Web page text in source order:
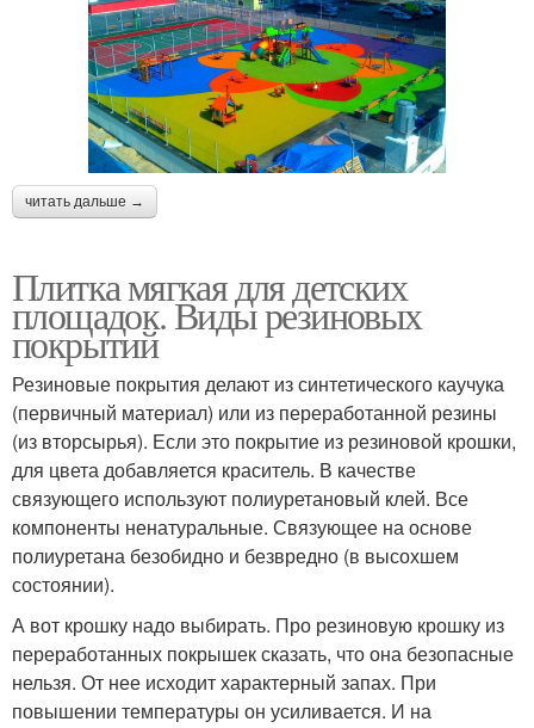
читать дальше →
Плитка мягкая для детских
площадок. Виды резиновых
покрытий
Резиновые покрытия делают из синтетического каучука
(первичный материал) или из переработанной резины
(из вторсырья). Если это покрытие из резиновой крошки,
для цвета добавляется краситель. В качестве
связующего используют полиуретановый клей. Все
компоненты ненатуральные. Связующее на основе
полиуретана безобидно и безвредно (в высохшем
состоянии).
А вот крошку надо выбирать. Про резиновую крошку из
переработанных покрышек сказать, что она безопасные
нельзя. От нее исходит характерный запах. При
повышении температуры он усиливается. И на